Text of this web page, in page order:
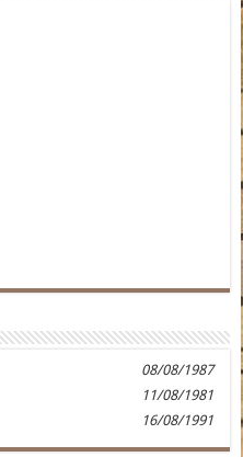
08/08/1987
11/08/1981
16/08/1991